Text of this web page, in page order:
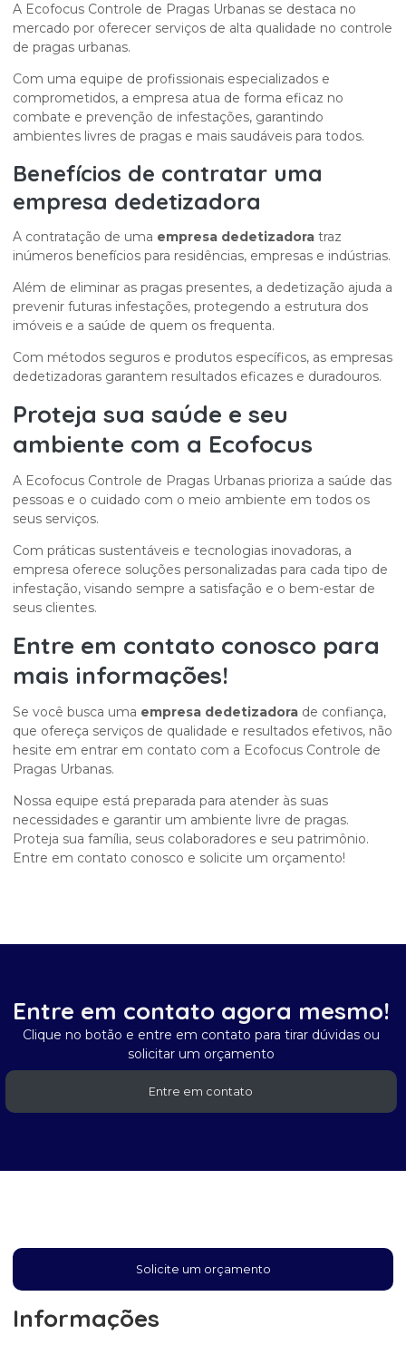
A Ecofocus Controle de Pragas Urbanas se destaca no
mercado por oferecer serviços de alta qualidade no controle
de pragas urbanas.
Com uma equipe de profissionais especializados e
comprometidos, a empresa atua de forma eficaz no
combate e prevenção de infestações, garantindo
ambientes livres de pragas e mais saudáveis para todos.
Benefícios de contratar uma
empresa dedetizadora
A contratação de uma empresa dedetizadora traz
inúmeros benefícios para residências, empresas e indústrias.
Além de eliminar as pragas presentes, a dedetização ajuda a
prevenir futuras infestações, protegendo a estrutura dos
imóveis e a saúde de quem os frequenta.
Com métodos seguros e produtos específicos, as empresas
dedetizadoras garantem resultados eficazes e duradouros.
Proteja sua saúde e seu
ambiente com a Ecofocus
A Ecofocus Controle de Pragas Urbanas prioriza a saúde das
pessoas e o cuidado com o meio ambiente em todos os
seus serviços.
Com práticas sustentáveis e tecnologias inovadoras, a
empresa oferece soluções personalizadas para cada tipo de
infestação, visando sempre a satisfação e o bem-estar de
seus clientes.
Entre em contato conosco para
mais informações!
Se você busca uma empresa dedetizadora de confiança,
que ofereça serviços de qualidade e resultados efetivos, não
hesite em entrar em contato com a Ecofocus Controle de
Pragas Urbanas.
Nossa equipe está preparada para atender às suas
necessidades e garantir um ambiente livre de pragas.
Proteja sua família, seus colaboradores e seu patrimônio.
Entre em contato conosco e solicite um orçamento!
Entre em contato agora mesmo!
Clique no botão e entre em contato para tirar dúvidas ou
solicitar um orçamento
Entre em contato
Solicite um orçamento
Informações